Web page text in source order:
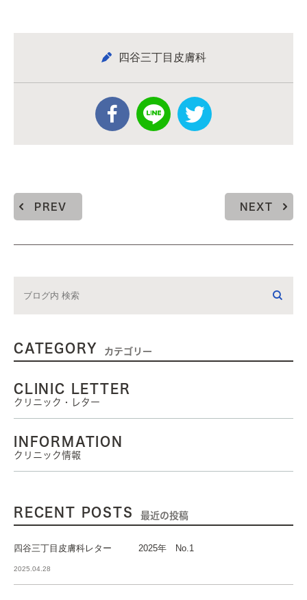
四谷三丁目皮膚科
PREV NEXT
CATEGORY カテゴリー
CLINIC LETTER
クリニック・レター
INFORMATION
クリニック情報
RECENT POSTS 最近の投稿
四谷三丁目皮膚科レター 2025年 No.1
2025.04.28